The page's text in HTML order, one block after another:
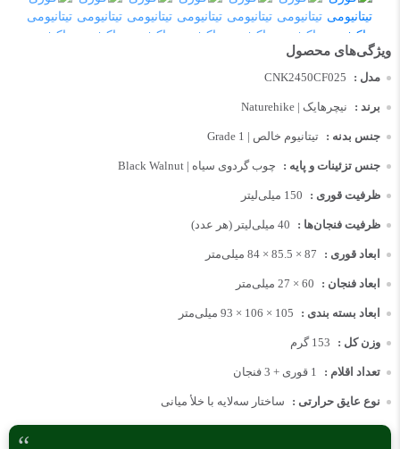
مدل : CNK2450CF025
برند : نیچرهایک | Naturehike
جنس بدنه : تیتانیوم خالص | Grade 1
جنس تزئینات و پایه : چوب گردوی سیاه | Black Walnut
ظرفیت قوری : 150 میلی‌لیتر
ظرفیت فنجان‌ها : 40 میلی‌لیتر (هر عدد)
ابعاد قوری : 87 × 85.5 × 84 میلی‌متر
ابعاد فنجان : 60 × 27 میلی‌متر
ابعاد بسته بندی : 105 × 106 × 93 میلی‌متر
وزن کل : 153 گرم
تعداد اقلام : 1 قوری + 3 فنجان
نوع عایق حرارتی : ساختار سه‌لایه با خلأ میانی